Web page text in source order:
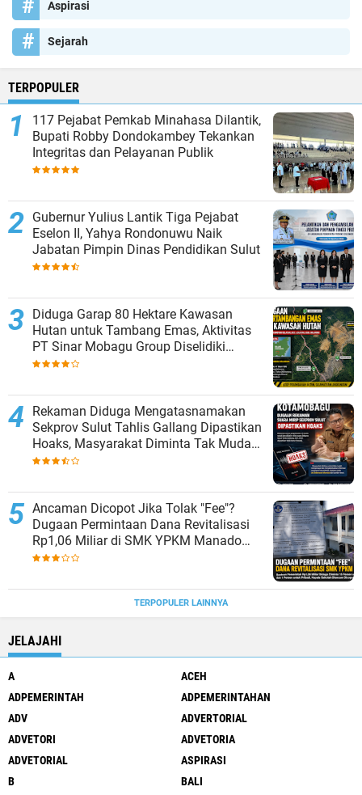
Aspirasi
Sejarah
TERPOPULER
117 Pejabat Pemkab Minahasa Dilantik,
Bupati Robby Dondokambey Tekankan
Integritas dan Pelayanan Publik
Gubernur Yulius Lantik Tiga Pejabat
Eselon II, Yahya Rondonuwu Naik
Jabatan Pimpin Dinas Pendidikan Sulut
Diduga Garap 80 Hektare Kawasan
Hutan untuk Tambang Emas, Aktivitas
PT Sinar Mobagu Group Diselidiki
Aparat
Rekaman Diduga Mengatasnamakan
Sekprov Sulut Tahlis Gallang Dipastikan
Hoaks, Masyarakat Diminta Tak Mudah
Percaya
Ancaman Dicopot Jika Tolak "Fee"?
Dugaan Permintaan Dana Revitalisasi
Rp1,06 Miliar di SMK YPKM Manado
Berpotensi Terseret Kasus Tipikor
TERPOPULER LAINNYA
JELAJAHI
A
ACEH
ADPEMERINTAH
ADPEMERINTAHAN
ADV
ADVERTORIAL
ADVETORI
ADVETORIA
ADVETORIAL
ASPIRASI
B
BALI